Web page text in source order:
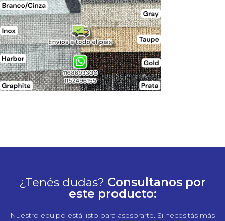
¿Tenés dudas? Consultanos por
este producto:
Nuestro equipo está listo para asesorarte. Si necesitás más